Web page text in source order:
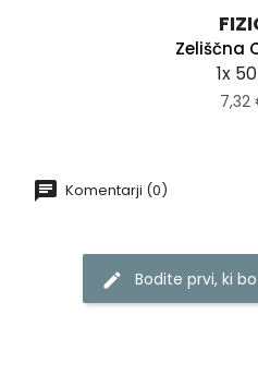
Zeliščna
1x
7,32
Komentarji (0)
Bodite prvi, ki